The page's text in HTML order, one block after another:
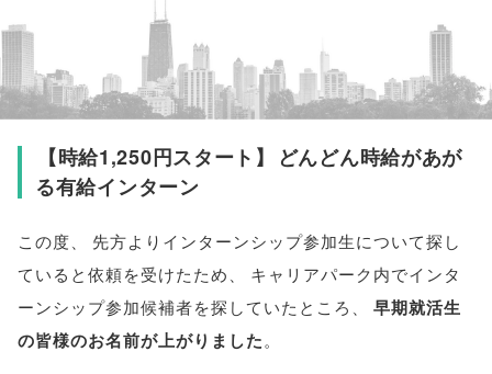
【時給1,250円スタート 】
どんどん時給があが
る有給インターン
この度、
先方よりインターンシップ参加生について探し
ていると依頼を受けたため、
キャリアパーク内でインタ
ーンシップ参加候補者を探していたところ 、
早期就活生
の皆様のお名前が上がりました。